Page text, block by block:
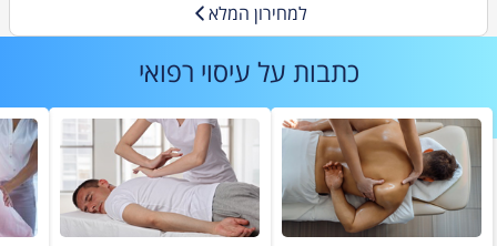
למחירון המלא
כתבות על עיסוי רפואי